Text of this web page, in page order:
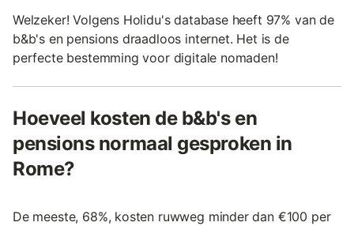
Welzeker! Volgens Holidu's database heeft 97% van de
b&b's en pensions draadloos internet. Het is de
perfecte bestemming voor digitale nomaden!
Hoeveel kosten de b&b's en
pensions normaal gesproken in
Rome?
De meeste, 68%, kosten ruwweg minder dan €100 per